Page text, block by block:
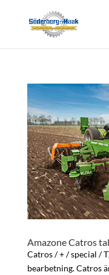
Amazone Catros
Catros / + / special /
bearbetning. Catros